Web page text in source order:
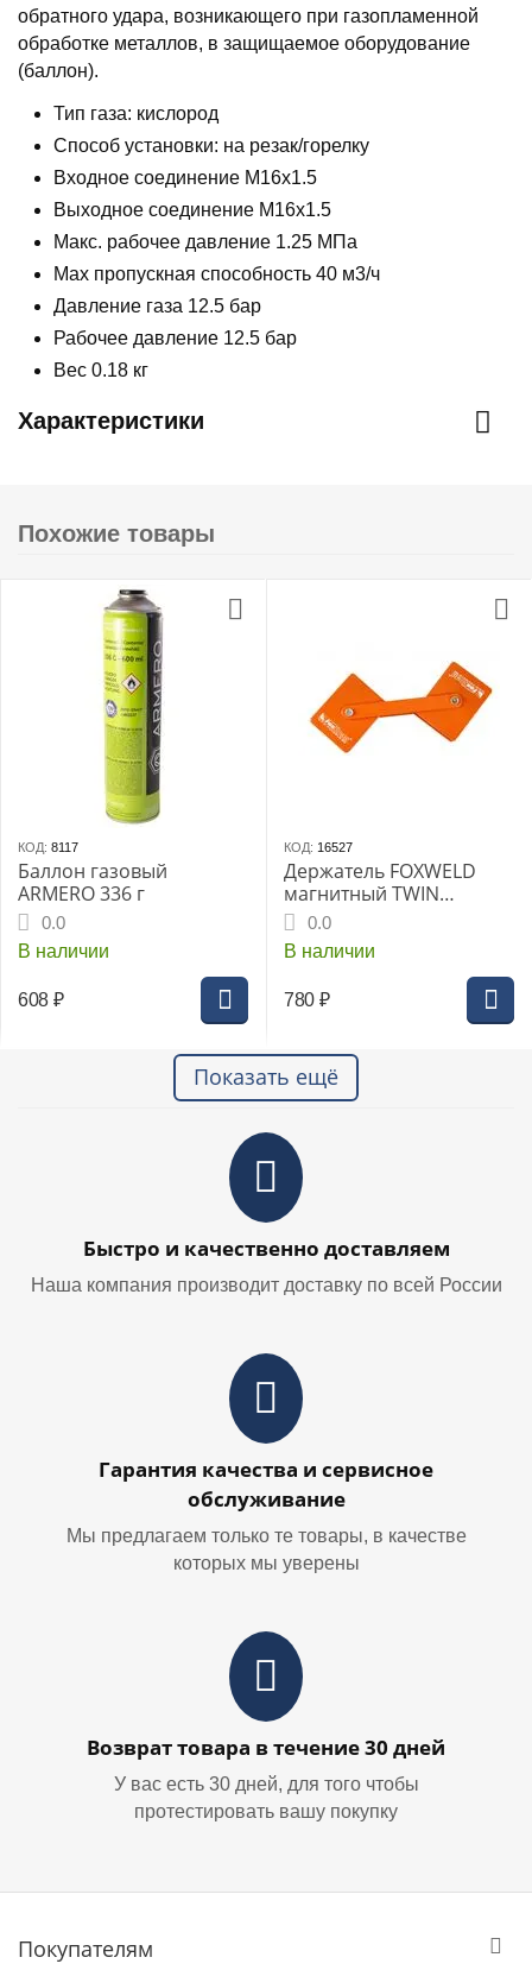
обратного удара, возникающего при газопламенной
обработке металлов, в защищаемое оборудование
(баллон).
Тип газа: кислород
Способ установки: на резак/горелку
Входное соединение M16x1.5
Выходное соединение M16x1.5
Макс. рабочее давление 1.25 МПа
Max пропускная способность 40 м3/ч
Давление газа 12.5 бар
Рабочее давление 12.5 бар
Вес 0.18 кг
Характеристики
Похожие товары
КОД: 8117
Баллон газовый
ARMERO 336 г
0.0
В наличии
608 ₽
КОД: 16527
Держатель FOXWELD
магнитный TWIN
шарнирный
0.0
В наличии
780 ₽
Показать ещё
Быстро и качественно доставляем
Наша компания производит доставку по всей России
Гарантия качества и сервисное
обслуживание
Мы предлагаем только те товары, в качестве
которых мы уверены
Возврат товара в течение 30 дней
У вас есть 30 дней, для того чтобы
протестировать вашу покупку
Покупателям